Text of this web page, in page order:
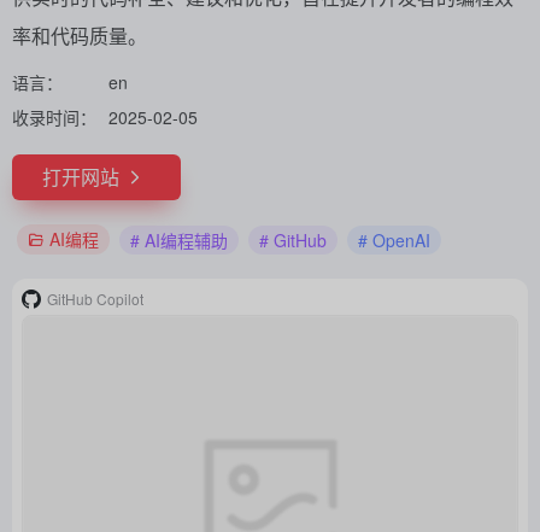
率和代码质量。
语言：
en
收录时间：
2025-02-05
打开网站
AI编程 # AI编程辅助 # GitHub # OpenAI
GitHub Copilot